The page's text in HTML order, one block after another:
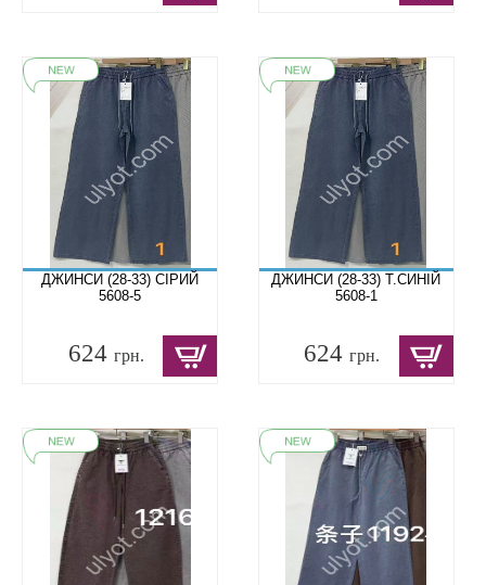
ДЖИНСИ (28-33) СІРИЙ
5608-5
624 грн.
ДЖИНСИ (28-33) Т.СИНІЙ
5608-1
624грн.